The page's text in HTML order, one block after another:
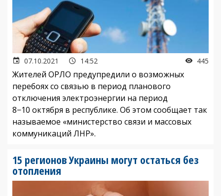
07.10.2021 14:52 445
Жителей ОРЛО предупредили о возможных
перебоях со связью в период планового
отключения электроэнергии на период
8−10 октября в республике. Об этом сообщает так
называемое «министерство связи и массовых
коммуникаций ЛНР».
15 регионов Украины могут остаться без
отопления